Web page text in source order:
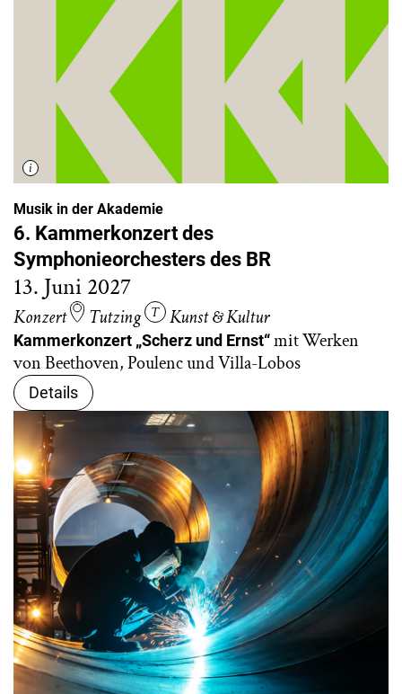
Musik in der Akademie
6. Kammerkonzert des
Symphonieorchesters des BR
13. Juni 2027
Konzert Tutzing Kunst & Kultur
Kammerkonzert „Scherz und Ernst“mit Werken
von Beethoven, Poulenc und Villa-Lobos
Details